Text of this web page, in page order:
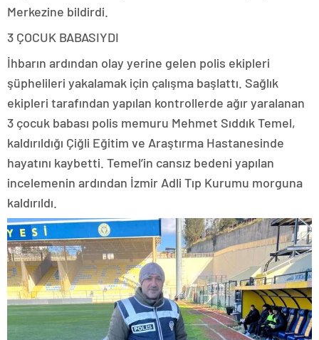
Merkezine bildirdi.
3 ÇOCUK BABASIYDI
İhbarın ardından olay yerine gelen polis ekipleri
şüphelileri yakalamak için çalışma başlattı. Sağlık
ekipleri tarafından yapılan kontrollerde ağır yaralanan
3 çocuk babası polis memuru Mehmet Sıddık Temel,
kaldırıldığı Çiğli Eğitim ve Araştırma Hastanesinde
hayatını kaybetti. Temel’in cansız bedeni yapılan
incelemenin ardından İzmir Adli Tıp Kurumu morguna
kaldırıldı.